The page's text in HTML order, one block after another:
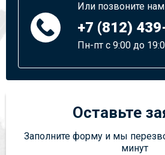
Или позвоните нам
+7 (812)
Пн-пт с 9:00 до
Оставьте
Заполните форму и мы
минут